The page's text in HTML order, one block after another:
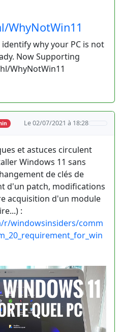
WhyNotWin11
why your PC is not
Now Supporting
WhyNotWin11
Le 02/07/2021 à 18:28
et astuces circulent
Windows 11 sans
de clés de
d'un patch, modifications
acquisition d'un module
:
windowsinsiders/comm